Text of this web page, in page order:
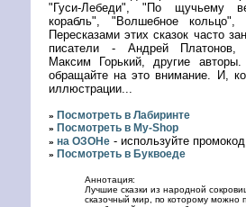
"Гуси-Лебеди", "По щучьему
корабль", "Волшебное кольцо",
Пересказами этих сказок часто
писатели - Андрей Платонов,
Максим Горький, другие
обращайте на это внимание. И,
иллюстрации...
» Посмотреть в Лабиринте
» Посмотреть в My-Shop
» на ОЗОНе - используйте
» Посмотреть в Буквоеде
Аннотация:
Лучшие сказки из народной
сказочный мир, по которому можно